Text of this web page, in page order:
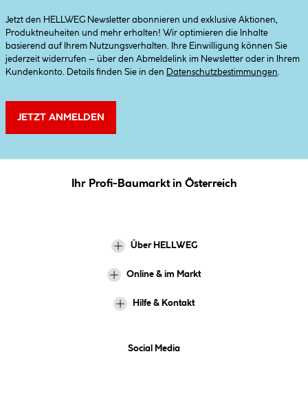
Jetzt den HELLWEG Newsletter abonnieren und exklusive Aktionen,
Produktneuheiten und mehr erhalten! Wir optimieren die Inhalte
basierend auf Ihrem Nutzungsverhalten. Ihre Einwilligung können Sie
jederzeit widerrufen – über den Abmeldelink im Newsletter oder in Ihrem
Kundenkonto. Details finden Sie in den
Datenschutzbestimmungen
JETZT ANMELDEN
Ihr Profi-Baumarkt in Österreich
Über HELLWEG
Online & im Markt
Hilfe & Kontakt
Social Media